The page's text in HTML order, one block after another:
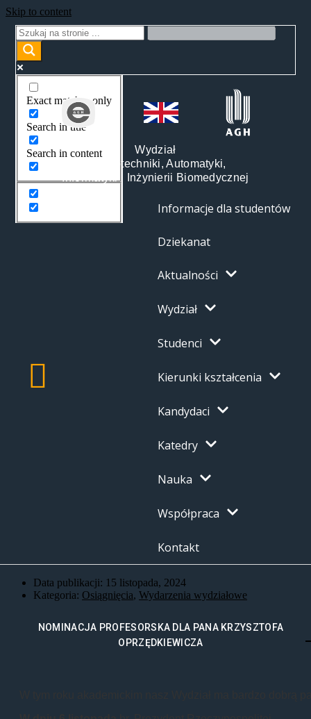
Skip to content
Exact matches only
Search in title
Search in content
Wydział
Elektrotechniki, Automatyki,
Informatyki i Inżynierii Biomedycznej
Informacje dla studentów
Dziekanat
Aktualności
Wydział
Studenci
Kierunki kształcenia
Kandydaci
Katedry
Nauka
Współpraca
Kontakt
Data publikacji: 15 listopada, 2024
Kategoria: Osiągnięcia, Wydarzenia wydziałowe
NOMINACJA PROFESORSKA DLA PANA KRZYSZTOFA
OPRZĘDKIEWICZA